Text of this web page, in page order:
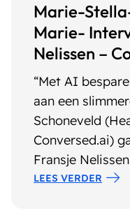
Marie-
Marie-
Nelissen –
“Met AI
aan een
Schoneveld
Conversed.ai)
Fransje
LEES VERDER